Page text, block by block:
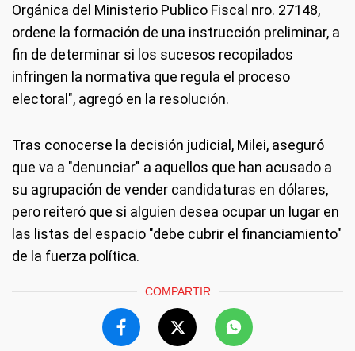
Orgánica del Ministerio Publico Fiscal nro. 27148,
ordene la formación de una instrucción preliminar, a
fin de determinar si los sucesos recopilados
infringen la normativa que regula el proceso
electoral", agregó en la resolución.
Tras conocerse la decisión judicial, Milei, aseguró
que va a "denunciar" a aquellos que han acusado a
su agrupación de vender candidaturas en dólares,
pero reiteró que si alguien desea ocupar un lugar en
las listas del espacio "debe cubrir el financiamiento"
de la fuerza política.
COMPARTIR